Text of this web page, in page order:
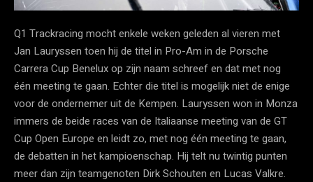
Q1 Trackracing mocht enkele weken geleden al vieren met
Jan Lauryssen toen hij de titel in Pro-Am in de Porsche
Carrera Cup Benelux op zijn naam schreef en dat met nog
één meeting te gaan. Echter die titel is mogelijk niet de enige
voor de ondernemer uit de Kempen. Lauryssen won in Monza
immers de beide races van de Italiaanse meeting van de GT
Cup Open Europe en leidt zo, met nog één meeting te gaan,
de debatten in het kampioenschap. Hij telt nu twintig punten
meer dan zijn teamgenoten Dirk Schouten en Lucas Valkre.